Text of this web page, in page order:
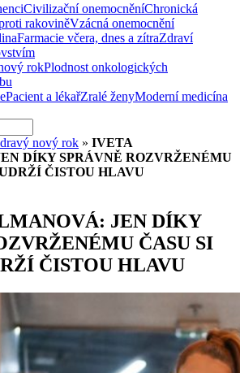
Civilizační onemocněníChronická
rakoviněVzácná onemocnění
Farmacie včera, dnes a zítraZdraví
rokPlodnost onkologických
Pacient a lékařZralé ženyModerní medicína
nový rok » IVETA
DÍKY SPRÁVNĚ ROZVRŽENÉMU
ČISTOU HLAVU
JEN DÍKY
ČASU SI
ČISTOU HLAVU